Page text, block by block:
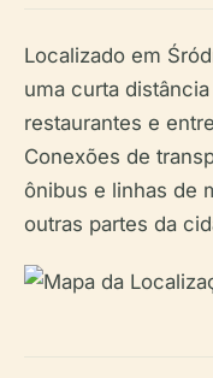
Localizado em
uma curta
restaurantes e
Conexões de
ônibus e linhas de
outras partes da